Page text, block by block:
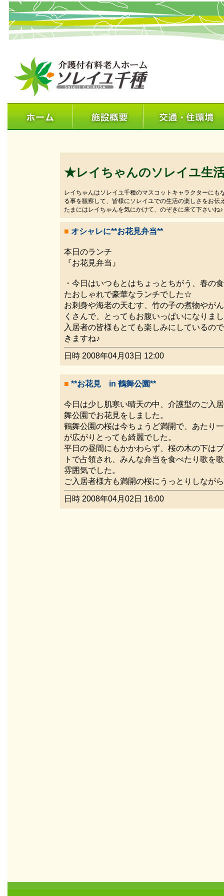
★レイちゃんのソレイユ生
レイちゃんはソレイユ千種のマスコットキャラクターに
る事を観察して、皆様にソレイユでの生活の楽しさをお伝
たまにはレイちゃんを気にかけて、のぞきに来て下さいね♪
■ オシャレに**お花見弁当**
本日のランチ
『お花見弁当』
・今日はいつもとはちょっとちがう、春の
たおしゃれで豪華なランチでした☆
お刺身や海老の天むす、竹の子の煮物やが
くさんで、とってもお腹いっぱいになりま
入居者の皆様もとても楽しみにしているの
きますね♪
日時 2008年04月03日 12:00
■ **お花見 in 鶴舞公園**
今日は少し肌寒い晴天の中、介護型のご入
舞公園でお花見をしました。
鶴舞公園の桜は今ちょうど満開で、あたり
が広がりとっても綺麗でした。
平日の昼間にもかかわらず、桜の木の下は
トで占領され、みんな弁当を食べたり歌を
雰囲気でした。
ご入居者様方も満開の桜にうっとりしなが
日時 2008年04月02日 16:00